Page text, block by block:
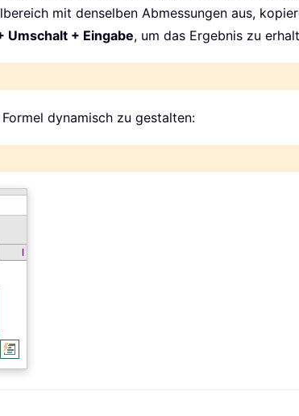
mit denselben Abmessungen aus,
Umschalt + Eingabe, um das Ergebnis zu
dynamisch zu gestalten: